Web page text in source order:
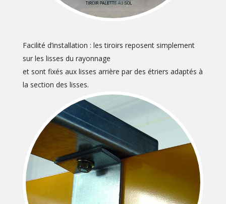
Facilité d’installation : les tiroirs reposent simplement
sur les lisses du rayonnage
et sont fixés aux lisses arrière par des étriers adaptés à
la section des lisses.